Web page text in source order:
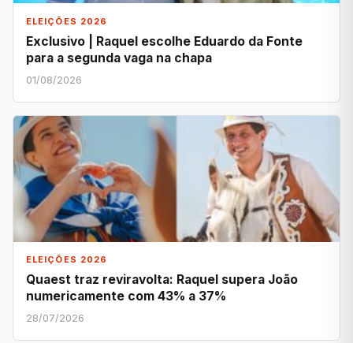
ELEIÇÕES 2026
Exclusivo | Raquel escolhe Eduardo da Fonte
para a segunda vaga na chapa
01/08/2026
ELEIÇÕES 2026
Quaest traz reviravolta: Raquel supera João
numericamente com 43% a 37%
28/07/2026